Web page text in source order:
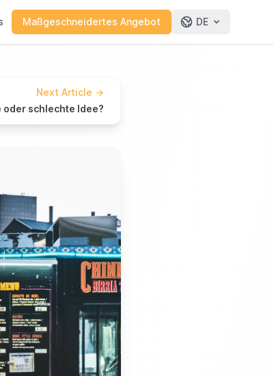
Maßgeschneidertes Angebot DE
Next Article →
oder schlechte Idee?